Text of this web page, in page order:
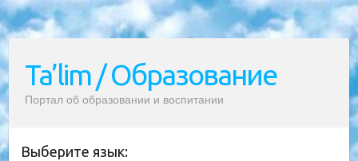
Ta’lim / Образование
Портал об образовании и воспитании
Выберите язык: